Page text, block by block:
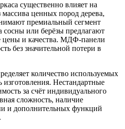
существенно влияет на
ценных пород дерева,
премиальный сегмент
сосны или берёзы предлагают
цены и качества. МДФ-панели
без значительной потери в
количество используемых
изготовления. Нестандартные
за счёт индивидуального
сложность, наличие
и дополнительных функций